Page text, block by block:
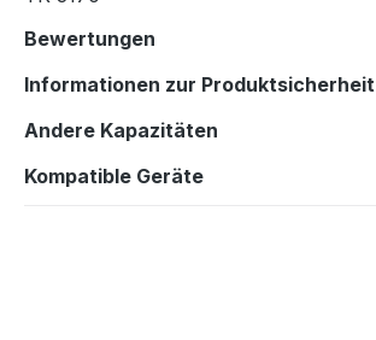
Bewertungen
Informationen zur Produktsicherheit
Andere Kapazitäten
Kompatible Geräte